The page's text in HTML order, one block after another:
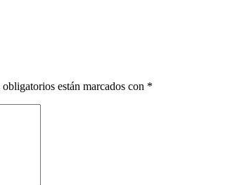
están marcados con *